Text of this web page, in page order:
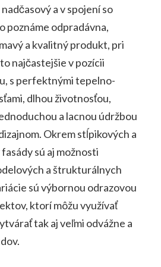
a v spojení so
poznáme odpradávna,
a kvalitný produkt, pri
najčastejšie v pozícii
s perfektnými tepelno-
dlhou životnosťou,
a lacnou údržbou
Okrem stĺpikových a
sú aj možnosti
a štrukturálnych
sú výbornou odrazovou
ktorí môžu využívať
tak aj veľmi odvážne a